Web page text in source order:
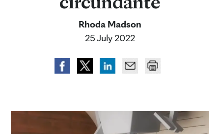
Rhoda Madson
25 July 2022